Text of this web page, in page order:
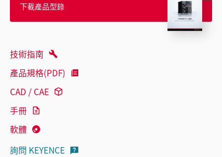
下載產品型錄
技術指南
產品規格(PDF)
CAD / CAE
手冊
軟體
詢問 KEYENCE